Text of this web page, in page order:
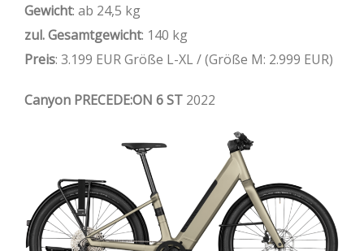
Gewicht: ab 24,5 kg
zul. Gesamtgewicht: 140 kg
Preis: 3.199 EUR Größe L-XL / (Größe M: 2.999 EUR)
Canyon PRECEDE:ON 6 ST 2022